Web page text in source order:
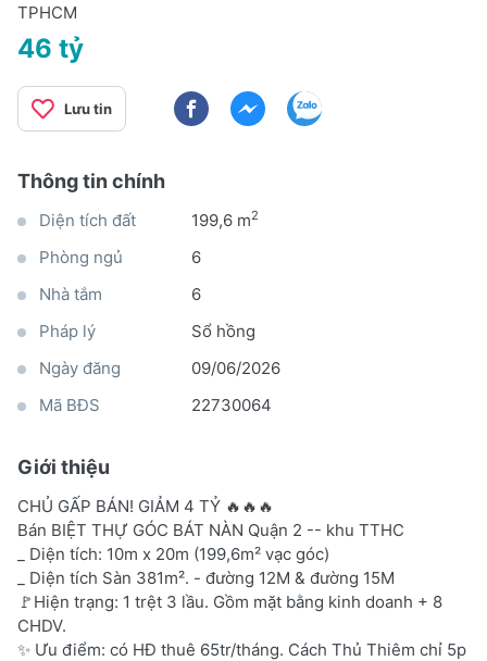
TPHCM
46 tỷ
Lưu tin
Thông tin chính
Diện tích đất 199,6 m2
Phòng ngủ
6
Nhà tắm
6
Pháp lý
Sổ hồng
Ngày đăng
09/06/2026
Mã BĐS
22730064
Giới thiệu
CHỦ GẤP BÁN! GIẢM 4 TỶ 🔥🔥🔥
Bán BIỆT THỰ GÓC BÁT NÀN Quận 2 -- khu TTHC
_ ​Diện tích: 10m x 20m (199,6m² vạc góc)
_ Diện tích Sàn 381m². - đường 12M & đường 15M
🚩​Hiện trạng: 1 trệt 3 lầu. Gồm mặt bằng kinh doanh + 8
CHDV.
✨ ​Ưu điểm: có HĐ thuê 65tr/tháng. Cách Thủ Thiêm chỉ 5p